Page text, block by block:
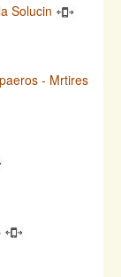
Solucin
- Mrtires